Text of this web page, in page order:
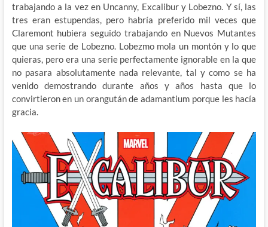
trabajando a la vez en Uncanny, Excalibur y Lobezno. Y sí, las
tres eran estupendas, pero habría preferido mil veces que
Claremont hubiera seguido trabajando en Nuevos Mutantes
que una serie de Lobezno. Lobezmo mola un montón y lo que
quieras, pero era una serie perfectamente ignorable en la que
no pasara absolutamente nada relevante, tal y como se ha
venido demostrando durante años y años hasta que lo
convirtieron en un orangután de adamantium porque les hacía
gracia.